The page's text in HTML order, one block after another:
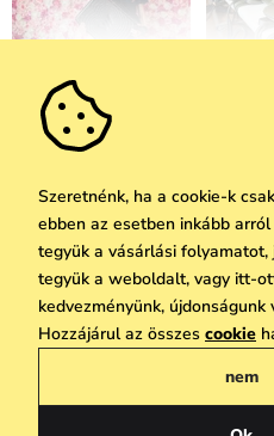
VUCH bőröndök:
Csomagolj új színekbe
Amikor a prémium
Szeretnénk, ha a cookie-k
ebben az esetben inkább
tegyük a vásárlási
tegyük a weboldalt, vagy itt-
kedvezményünk, újdonságunk
Hozzájárul az összes cookie
nem